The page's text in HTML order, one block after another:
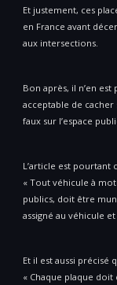
Et justement, ces
en France avant
aux intersections.
Bon après, il n’en est
acceptable de cacher
faux sur l’espace
L’article est pourtant
« Tout véhicule à
publics, doit être
assigné au véhicule
Et il est aussi précisé
« Chaque plaque